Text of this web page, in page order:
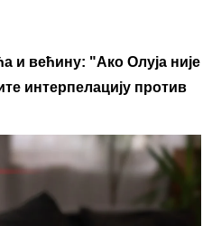
и већину: "Ако Олуја није
интерпелацију против